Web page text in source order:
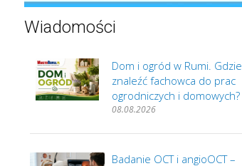
Wiadomości
Dom i ogród w Rumi. Gdzie
znaleźć fachowca do prac
ogrodniczych i domowych?
08.08.2026
Badanie OCT i angioOCT –